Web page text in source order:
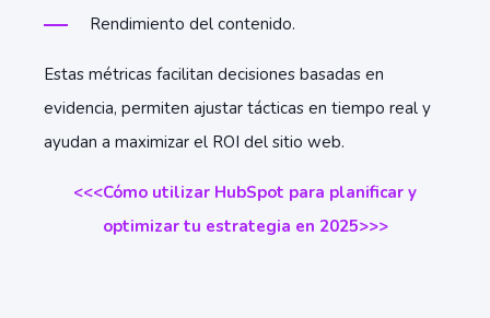
Rendimiento del contenido.
Estas métricas facilitan decisiones basadas en
evidencia, permiten ajustar tácticas en tiempo real y
ayudan a maximizar el ROI del sitio web.
<<<Cómo utilizar HubSpot para planificar y
optimizar tu estrategia en 2025>>>